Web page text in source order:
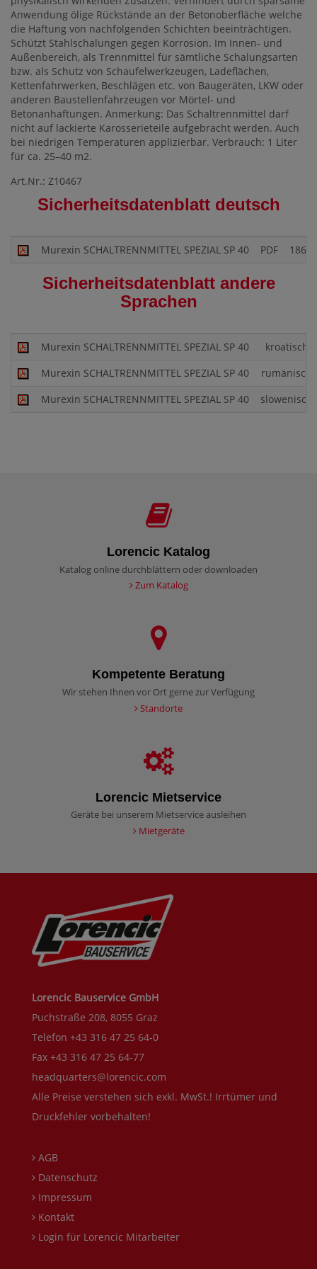
Anwendung ölige Rückstände an der Betonoberfläche welche
die Haftung von nachfolgenden Schichten beeinträchtigen.
Schützt Stahlschalungen gegen Korrosion. Im Innen- und
Außenbereich, als Trennmittel für sämtliche Schalungsarten
bzw. als Schutz von Schaufelwerkzeugen, Ladeflächen,
Kettenfahrwerken, Beschlägen etc. von Baugeräten, LKW oder
anderen Baustellenfahrzeugen vor Mörtel- und
Betonanhaftungen. Anmerkung: Das Schaltrennmittel darf
nicht auf lackierte Karosserieteile aufgebracht werden. Auch
bei niedrigen Temperaturen applizierbar. Verbrauch: 1 Liter
für ca. 25–40 m2.
Art.Nr.: Z10467
Sicherheitsdatenblatt deutsch
Murexin SCHALTRENNMITTEL SPEZIAL SP 40 PDF
Sicherheitsdatenblatt andere
Sprachen
Murexin SCHALTRENNMITTEL SPEZIAL SP 40
kroatisch
Murexin SCHALTRENNMITTEL SPEZIAL SP 40
rumänisch
Murexin SCHALTRENNMITTEL SPEZIAL SP 40
slowenisch
Lorencic Katalog
Katalog online durchblättern oder downloaden
Zum Katalog
Kompetente Beratung
Wir stehen Ihnen vor Ort gerne zur Verfügung
Standorte
Lorencic Mietservice
Geräte bei unserem Mietservice ausleihen
Mietgeräte
Lorencic Bauservice GmbH
Puchstraße 208, 8055 Graz
Telefon +43 316 47 25 64-0
Fax +43 316 47 25 64-77
headquarters@lorencic.com
Alle Preise verstehen sich exkl. MwSt.! Irrtümer und
Druckfehler vorbehalten!
AGB
Datenschutz
Impressum
Kontakt
Login für Lorencic Mitarbeiter